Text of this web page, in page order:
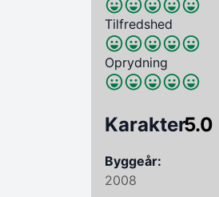
Tilfredshed
Oprydning
Karakter5.0
Byggeår:
2008